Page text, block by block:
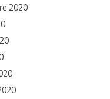
2020